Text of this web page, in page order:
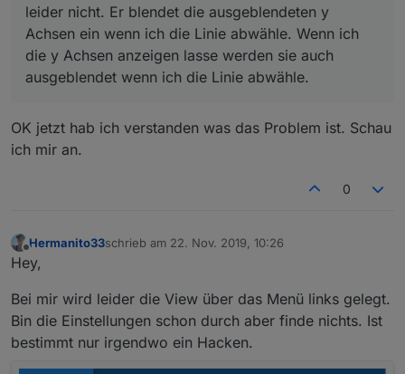
leider nicht. Er blendet die ausgeblendeten y
Achsen ein wenn ich die Linie abwähle. Wenn ich
die y Achsen anzeigen lasse werden sie auch
ausgeblendet wenn ich die Linie abwähle.
OK jetzt hab ich verstanden was das Problem ist. Schau
ich mir an.
0
Hermanito33schrieb am 22. Nov. 2019, 10:26
zuletzt editiert von
Hey,
Bei mir wird leider die View über das Menü links gelegt.
Bin die Einstellungen schon durch aber finde nichts. Ist
bestimmt nur irgendwo ein Hacken.